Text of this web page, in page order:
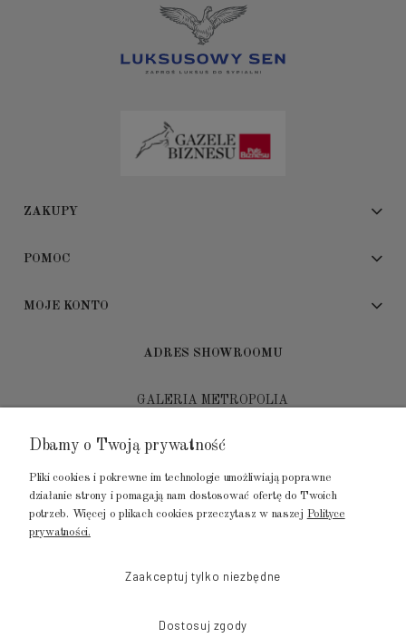
ZAKUPY
POMOC
MOJE KONTO
ADRES SHOWROOMU
GALERIA METROPOLIA
80-452 Gdańsk
tel.: 502 104 104
mail: biuro@luksusowysen.pl
Dbamy o Twoją prywatność
Pliki cookies i pokrewne im technologie umożliwiają poprawne
działanie strony i pomagają nam dostosować ofertę do Twoich
potrzeb. Więcej o plikach cookies przeczytasz w naszej Polityce
prywatności.
Zaakceptuj tylko niezbędne
Dostosuj zgody